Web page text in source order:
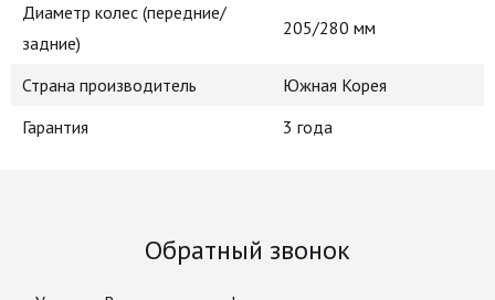
Диаметр колес (передние/
задние)
205/280 мм
Страна производитель
Южная Корея
Гарантия
3 года
Обратный звонок